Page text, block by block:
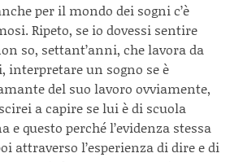
per il mondo dei sogni c’è
Ripeto, se io dovessi sentire
so, settant’anni, che lavora da
interpretare un sogno se è
del suo lavoro ovviamente,
a capire se lui è di scuola
questo perché l’evidenza stessa
attraverso l’esperienza di dire e di